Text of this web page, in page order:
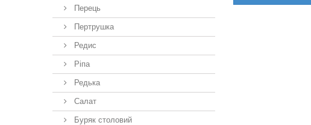
Перець
Пертрушка
Редис
Ріпа
Редька
Салат
Буряк столовий